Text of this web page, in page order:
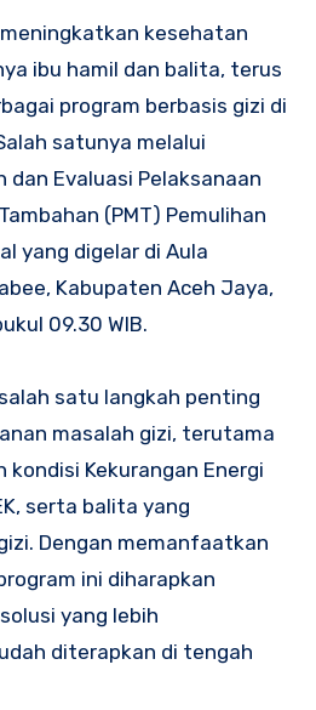
kesehatan
ibu hamil dan balita, terus
program berbasis gizi di
satunya melalui
dan Evaluasi Pelaksanaan
(PMT) Pemulihan
yang digelar di Aula
Kabupaten Aceh Jaya,
09.30 WIB.
satu langkah penting
masalah gizi, terutama
kondisi Kekurangan Energi
serta balita yang
Dengan memanfaatkan
ini diharapkan
yang lebih
diterapkan di tengah